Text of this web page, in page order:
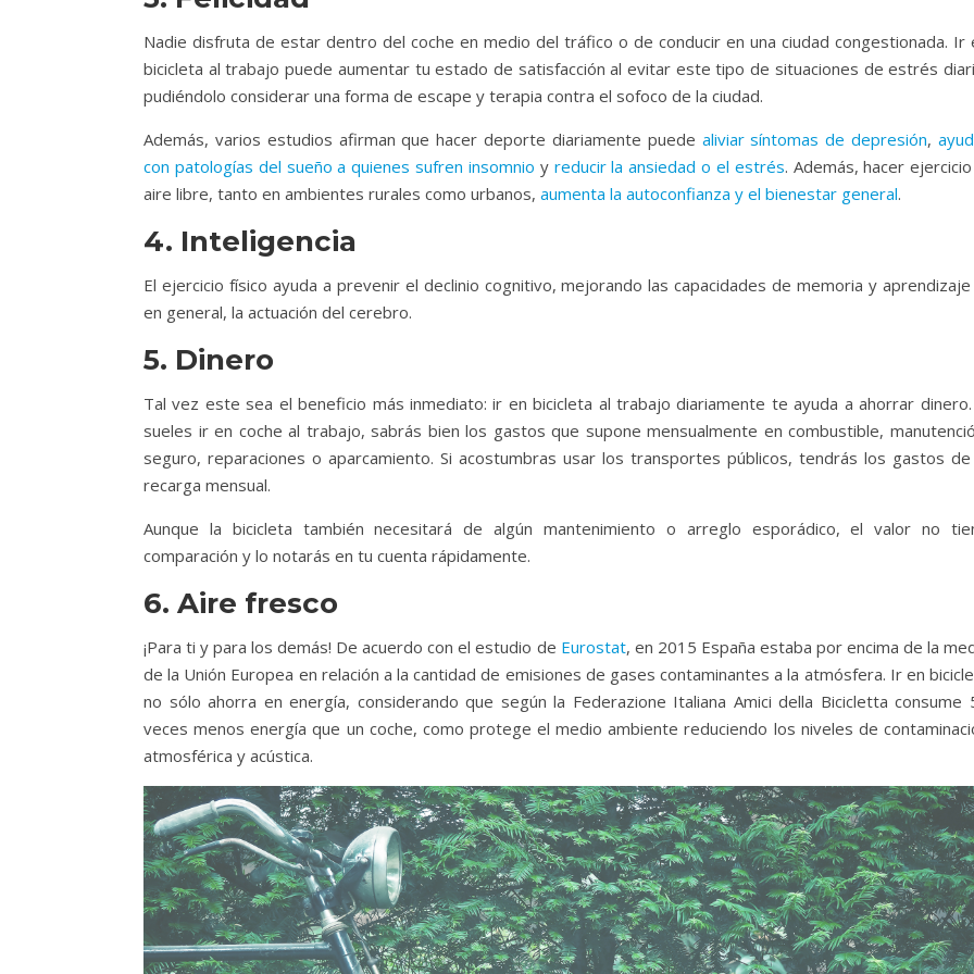
Nadie disfruta de estar dentro del coche en medio del tráfico o de conducir en una ciudad congestionada. Ir
bicicleta al trabajo puede aumentar tu estado de satisfacción al evitar este tipo de situaciones de estrés
pudiéndolo considerar una forma de escape y terapia contra el sofoco de la ciudad.
Además, varios estudios afirman que hacer deporte diariamente puede aliviar síntomas de depresión,
con patologías del sueño a quienes sufren insomnio y reducir la ansiedad o el estrés. Además, hacer
aire libre, tanto en ambientes rurales como urbanos, aumenta la autoconfianza y el bienestar general.
4. Inteligencia
El ejercicio físico ayuda a prevenir el declinio cognitivo, mejorando las capacidades de memoria y aprendizaje
en general, la actuación del cerebro.
5. Dinero
Tal vez este sea el beneficio más inmediato: ir en bicicleta al trabajo diariamente te ayuda a ahorrar dinero.
sueles ir en coche al trabajo, sabrás bien los gastos que supone mensualmente en combustible,
seguro, reparaciones o aparcamiento. Si acostumbras usar los transportes públicos, tendrás los gastos de
recarga mensual.
Aunque la bicicleta también necesitará de algún mantenimiento o arreglo esporádico, el valor no
comparación y lo notarás en tu cuenta rápidamente.
6. Aire fresco
¡Para ti y para los demás! De acuerdo con el estudio de Eurostat, en 2015 España estaba por encima de la
de la Unión Europea en relación a la cantidad de emisiones de gases contaminantes a la atmósfera. Ir en
no sólo ahorra en energía, considerando que según la Federazione Italiana Amici della Bicicletta consume
veces menos energía que un coche, como protege el medio ambiente reduciendo los niveles de
atmosférica y acústica.